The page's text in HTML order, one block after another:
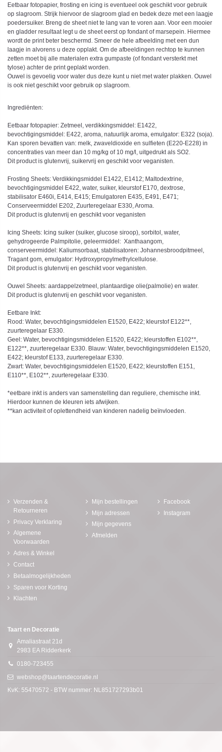
Eetbaar fotopapier, frosting en icing is eventueel ook geschikt voor gebruik
op slagroom. Strijk hiervoor de slagroom glad en bedek deze met een laagje
poedersuiker. Breng de sheet niet te lang van te voren aan. Voor een mooier
en gladder resultaat legt u de sheet eerst op fondant of marsepein. Hiermee
wordt de print beter beschermd. Smeer de hele afbeelding met een dun
laagje in alvorens u deze opplakt. Om de afbeeldingen rechtop te kunnen
zetten moet bij alle materialen extra gumpaste (of fondant versterkt met
tylose) achter de print geplakt worden.
Ouwel is gevoelig voor water dus deze kunt u niet met water plakken. Ouwel
is ook niet geschikt voor gebruik op slagroom.
Ingrediënten:
Eetbaar fotopapier: Zetmeel, verdikkingsmiddel: E1422,
bevochtigingsmiddel: E422, aroma, natuurlijk aroma, emulgator: E322 (soja).
Kan sporen bevatten van: melk, zwaveldioxide en sulfieten (E220-E228) in
concentraties van meer dan 10 mg/kg of 10 mg/l, uitgedrukt als SO2.
Dit product is glutenvrij, suikervrij en geschikt voor veganisten.
Frosting Sheets: Verdikkingsmiddel E1422, E1412; Maltodextrine,
bevochtigingsmiddel E422, water, suiker, kleurstof E170, dextrose,
stabilisator E460i, E414, E415; Emulgatoren E435, E491, E471;
Conserveermiddel E202, Zuurteregelaar E330, Aroma.
Dit product is glutenvrij en geschikt voor veganisten
Icing Sheets: Icing suiker (suiker, glucose siroop), sorbitol, water,
gehydrogeerde Palmpitolie, geleermiddel: Xanthaangom,
conserveermiddel: Kaliumsorbaat, stabilisatoren: Johannesbroodpitmeel,
Tragant gom, emulgator: Hydroxypropylmethylcellulose.
Dit product is glutenvrij en geschikt voor veganisten.
Ouwel Sheets: aardappelzetmeel, plantaardige olie(palmolie) en water.
Dit product is glutenvrij en geschikt voor veganisten.
Eetbare Inkt:
Rood: Water, bevochtigingsmiddelen E1520, E422; kleurstof E122**,
zuurteregelaar E330.
Geel: Water, bevochtigingsmiddelen E1520, E422; kleurstoffen E102**,
E122**, zuurteregelaar E330. Blauw: Water, bevochtigingsmiddelen E1520,
E422; kleurstof E133, zuurteregelaar E330.
Zwart: Water, bevochtigingsmiddelen E1520, E422; kleurstoffen E151,
E110**, E102**, zuurteregelaar E330.
*eetbare inkt is anders van samenstelling dan reguliere, chemische inkt.
Hierdoor kunnen de kleuren iets afwijken.
**kan activiteit of oplettendheid van kinderen nadelig beïnvloeden.
Verzenden &
Retourneren
Privacy Verklaring
Algemene
Voorwaarden
Adres & Winkel
Contact
Betaalmogelijkheden
Sparen voor Korting
Klachten
Mijn bestellingen
Mijn adressen
Mijn gegevens
Afmelden
Facebook
Instagram
Taart en Decoratie
Amaliastraat 21d
2983 EA Ridderkerk
0180-723455
webshop@taartendecoratie.nl
KvK: 55470572 - BTW nummer: NL851727293b01